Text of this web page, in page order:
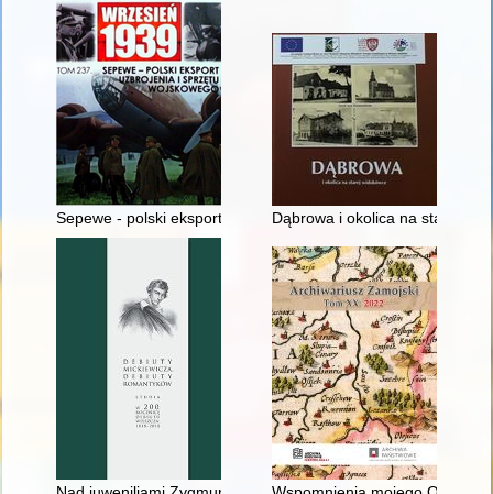
Sepewe - polski eksport uzbrojenia i sprzętu wojskowego
Dąbrowa i okolica na starej